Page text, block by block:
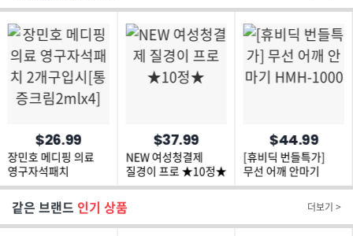
$26.99
장민호 메디핑 의료
영구자석패치
2개구입시
[통증크림2mlx4]
$37.99
NEW 여성청결제
질경이 프로 ★10정★
$44.99
[휴비딕 번들특가]
무선 어깨 안마기
HMH-1000
같은 브랜드 인기 상품 더보기 >